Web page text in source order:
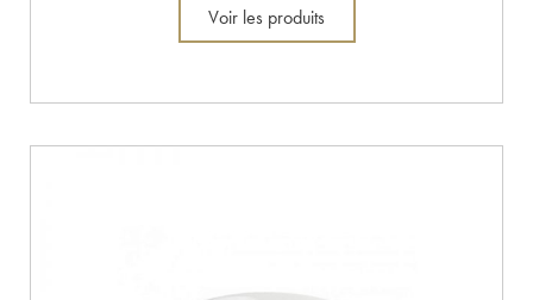
Voir les produits